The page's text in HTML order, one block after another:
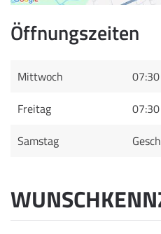
Öffnungszeiten
Mittwoch
Freitag
Samstag